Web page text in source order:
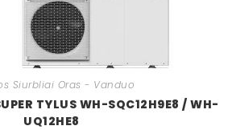
Siurbliai Oras - Vanduo
TYLUS WH-SQC12H9E8 / WH-
UQ12HE8